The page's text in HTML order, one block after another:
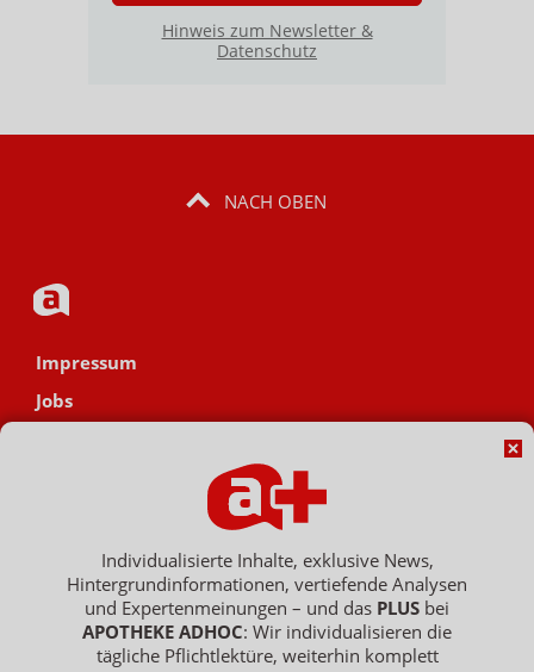
Hinweis zum Newsletter &
Datenschutz
NACH OBEN
Impressum
Jobs
Hinweisgebersystem
Vertrag widerrufen
Individualisierte Inhalte, exklusive News,
Hintergrundinformationen, vertiefende Analysen
und Expertenmeinungen – und das PLUS bei
APOTHEKE ADHOC: Wir individualisieren die
tägliche Pflichtlektüre, weiterhin komplett